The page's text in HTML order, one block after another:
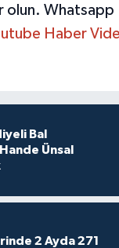
olun. Whatsapp
Haber
Bal
Ünsal
2 Ayda 271